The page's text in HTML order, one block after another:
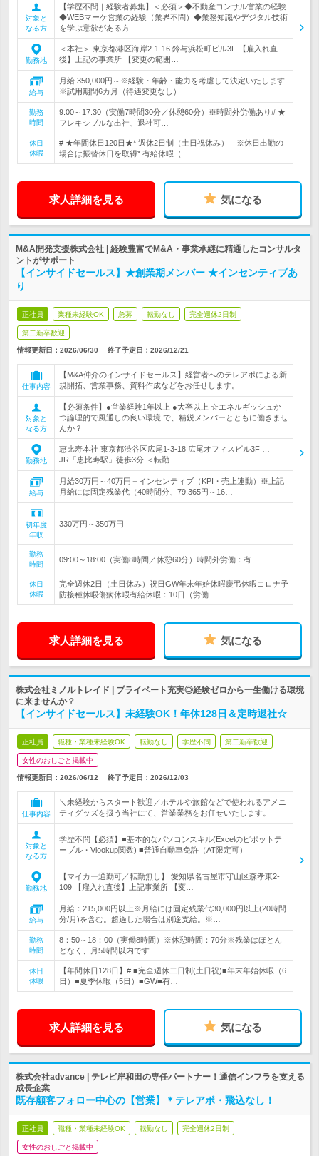
対象と
なる方
【学歴不問｜経験者募集】＜必須＞◆不動産コンサル営業の経験
◆WEBマーケ営業の経験（業界不問）◆業務知識やデジタル技術
を学ぶ意欲がある方
勤務地
＜本社＞ 東京都港区海岸2-1-16 鈴与浜松町ビル3F 【雇入れ直
後】上記の事業所 【変更の範囲…
給与
月給 350,000円～※経験・年齢・能力を考慮して決定いたします
※試用期間6カ月（待遇変更なし）
勤務
時間
9:00～17:30（実働7時間30分／休憩60分）※時間外労働あり# ★
フレキシブルな出社、退社可…
休日
休暇
# ★年間休日120日★* 週休2日制（土日祝休み） ※休日出勤の
場合は振替休日を取得* 有給休暇（…
求人詳細を見る 気になる
M&A開発支援株式会社 | 経験豊富でM&A・事業承継に精通したコンサルタ
ントがサポート
【インサイドセールス】★創業期メンバー ★インセンティブあ
り
正社員 業種未経験OK 急募 転勤なし 完全週休2日制
第二新卒歓迎
情報更新日：2026/06/30 終了予定日： 2026/12/21
仕事内容
【M&A仲介のインサイドセールス】経営者へのテレアポによる新
規開拓、営業事務、資料作成などをお任せします。
対象と
なる方
【必須条件】●営業経験1年以上 ●大卒以上 ☆エネルギッシュか
つ論理的で風通しの良い環境 で、精鋭メンバーとともに働きませ
んか？
勤務地
恵比寿本社 東京都渋谷区広尾1-3-18 広尾オフィスビル3F …
JR「恵比寿駅」徒歩3分 ＜転勤…
給与
月給30万円～40万円＋インセンティブ（KPI・売上連動）※上記
月給には固定残業代（40時間分、79,365円～16…
初年度
年収
330万円～350万円
勤務
時間
09:00～18:00（実働8時間／休憩60分）時間外労働：有
休日
休暇
完全週休2日（土日休み）祝日GW年末年始休暇慶弔休暇コロナ予
防接種休暇傷病休暇有給休暇：10日（労働…
求人詳細を見る 気になる
株式会社ミノルトレイド | プライベート充実◎経験ゼロから一生働ける環境
に来ませんか？
【インサイドセールス】未経験OK！年休128日＆定時退社☆
正社員 職種・業種未経験OK 転勤なし 学歴不問 第二新卒歓迎
女性のおしごと掲載中
情報更新日：2026/06/12 終了予定日： 2026/12/03
仕事内容
＼未経験からスタート歓迎／ホテルや旅館などで使われるアメニ
ティグッズを扱う当社にて、営業業務をお任せいたします。
対象と
なる方
学歴不問【必須】■基本的なパソコンスキル(Excelのピポットテ
ーブル・Vlookup関数) ■普通自動車免許（AT限定可）
勤務地
【マイカー通勤可／転勤無し】 愛知県名古屋市守山区森孝東2-
109 【雇入れ直後】上記事業所 【変…
給与
月給：215,000円以上※月給には固定残業代30,000円以上(20時間
分/月)を含む。超過した場合は別途支給。※…
勤務
時間
8：50～18：00（実働8時間）※休憩時間：70分※残業はほとん
どなく、月5時間以内です
休日
休暇
【年間休日128日】# ■完全週休二日制(土日祝)■年末年始休暇（6
日）■夏季休暇（5日）■GW■有…
求人詳細を見る 気になる
株式会社advance | テレビ岸和田の専任パートナー！通信インフラを支える
成長企業
既存顧客フォロー中心の【営業】＊テレアポ・飛込なし！
正社員 職種・業種未経験OK 転勤なし 完全週休2日制
女性のおしごと掲載中